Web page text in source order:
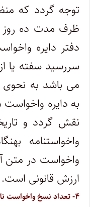
توجه گردد که
ظرف مدت ده روز
دفتر دایره
سررسید سفته یا
می باشد به
به دایره
نقش گردد و
واخواستنامه
واخواست در متن
ارزش قانونی است.
۴- تعداد نسخ واخواست نامه :